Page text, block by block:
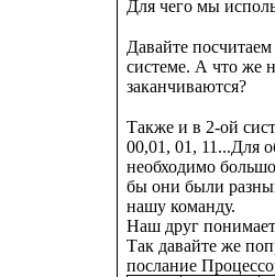
Для чего мы
Давайте
системе. А что же
заканчиваются?
Также и в 2-ой
00,01, 01, 11...Для
необходимо
бы они были
нашу команду.
Наш друг
Так давайте же
послание